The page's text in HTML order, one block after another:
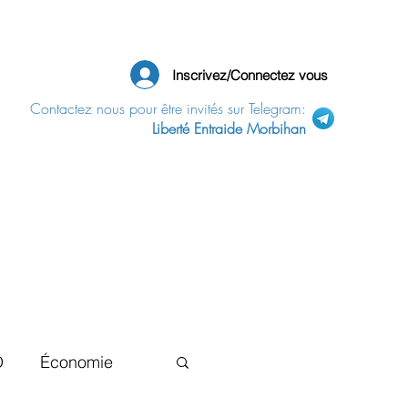
Inscrivez/Connectez vous
Contactez nous pour être invités sur Telegram:
Liberté Entraide Morbihan
Économie